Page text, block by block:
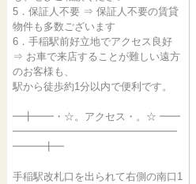
5．保証人不要 ⇒ 保証人不要の賃貸
物件も多数ございます
6．手稲駅前好立地でアクセス良好
⇒ お車で来店することが難しい遠方
のお客様も、
駅から徒歩約1分以内で便利です。
━╋━━・☆。アクセス・。☆ ━━
━━━━━━━━━━━━━━━━
━━━╋━
手稲駅改札口を出られて右側の南口1